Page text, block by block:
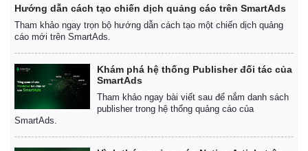
Hướng dẫn cách tạo chiến dịch quảng cáo trên SmartAds
Tham khảo ngay trọn bộ hướng dẫn cách tạo một chiến dịch quảng
cáo mới trên SmartAds.
Khám phá hệ thống Publisher đối tác của
SmartAds
Tham khảo ngay bài viết sau để nắm danh sách
publisher trong hệ thống quảng cáo của
SmartAds.